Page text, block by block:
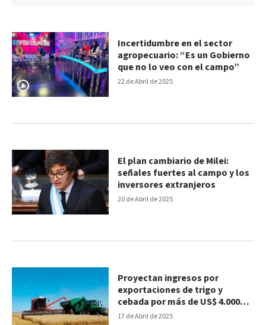
22 de Abril de 2025
Incertidumbre en el sector
agropecuario: “Es un Gobierno
que no lo veo con el campo”
20 de Abril de 2025
El plan cambiario de Milei:
señales fuertes al campo y los
inversores extranjeros
17 de Abril de 2025
Proyectan ingresos por
exportaciones de trigo y
cebada por más de US$ 4.000
millones